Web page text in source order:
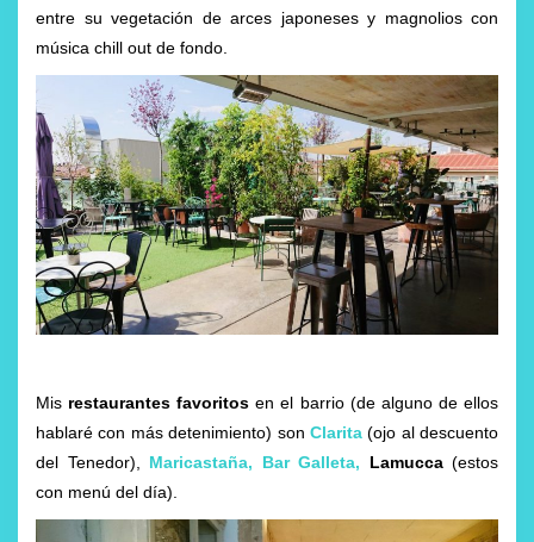
entre su vegetación de arces japoneses y magnolios con
música chill out de fondo.
Mis restaurantes favoritos en el barrio (de alguno de ellos
hablaré con más detenimiento) son Clarita (ojo al descuento
del Tenedor), Maricastaña, Bar Galleta, Lamucca(estos
con menú del día).